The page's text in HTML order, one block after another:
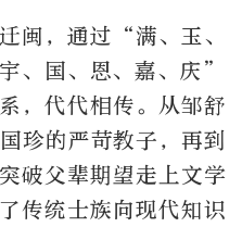
闽，通过“满、玉、
、国、恩、嘉、庆”
，代代相传。从邹舒
珍的严苛教子，再到
破父辈期望走上文学
传统士族向现代知识